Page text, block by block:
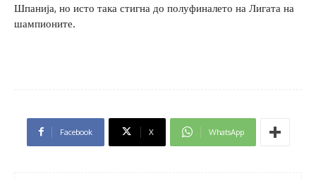
Шпанија, но исто така стигна до полуфиналето на Лигата на
шампионите.
Facebook X WhatsApp